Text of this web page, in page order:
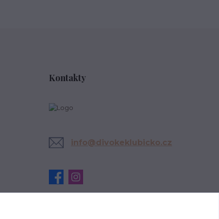
Kontakty
info@divokeklubicko.cz